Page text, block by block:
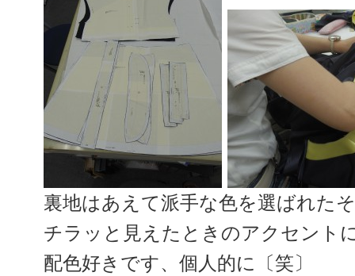
裏地はあえて派手な色を選ばれた
チラッと見えたときのアクセント
配色好きです、個人的に〔笑〕